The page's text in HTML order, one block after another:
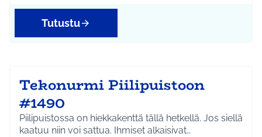
Tutustu
Tekonurmi Piilipuistoon
#1490
Piilipuistossa on hiekkakenttä tällä hetkellä. Jos siellä
kaatuu niin voi sattua. Ihmiset alkaisivat…